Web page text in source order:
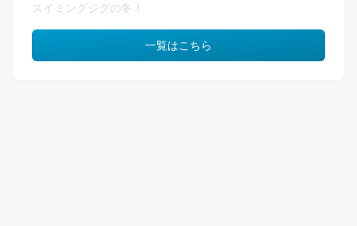
スイミングジグの冬！
一覧はこちら